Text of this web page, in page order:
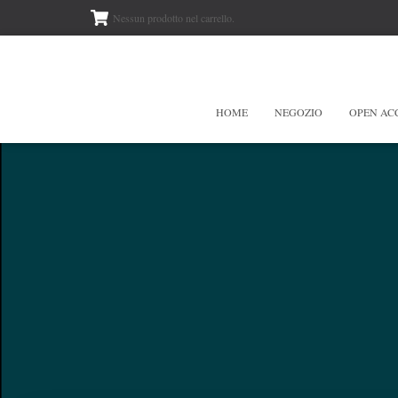
Nessun prodotto nel carrello.
HOME NEGOZIO OPEN